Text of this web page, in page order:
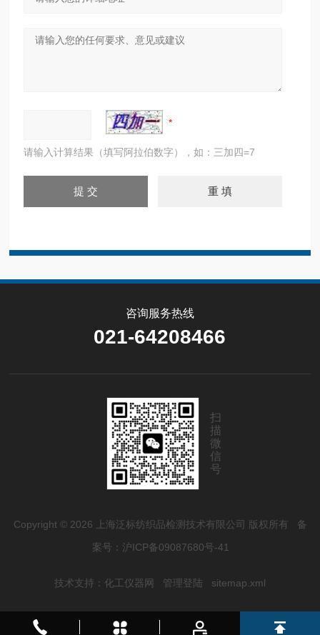
请输入计算结果（填写阿拉伯数字），如：三加四=7
咨询服务热线
021-64208466
扫
描
微
信
号
Copyright © 2026 上海泛标纺织品检测技术有限公司 版权所有 备
案号：沪ICP备09087680号-41
技术支持： 化工仪器网 管理登陆 sitemap.xml